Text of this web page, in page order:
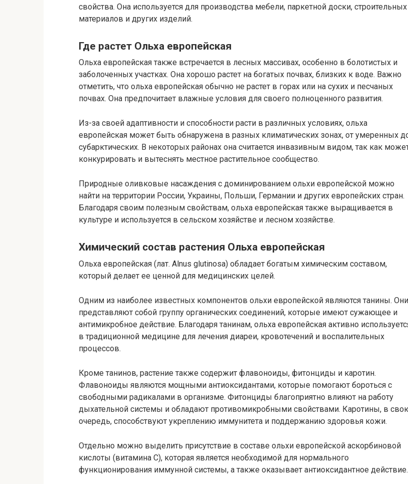
свойства. Она используется для производства мебели, паркетной доски, строительных
материалов и других изделий.
Где растет Ольха европейская
Ольха европейская также встречается в лесных массивах, особенно в болотистых и
заболоченных участках. Она хорошо растет на богатых почвах, близких к воде. Важно
отметить, что ольха европейская обычно не растет в горах или на сухих и песчаных
почвах. Она предпочитает влажные условия для своего полноценного развития.
Из-за своей адаптивности и способности расти в различных условиях, ольха
европейская может быть обнаружена в разных климатических зонах, от умеренных
субарктических. В некоторых районах она считается инвазивным видом, так как
конкурировать и вытеснять местное растительное сообщество.
Природные оливковые насаждения с доминированием ольхи европейской можно
найти на территории России, Украины, Польши, Германии и других европейских стран.
Благодаря своим полезным свойствам, ольха европейская также выращивается в
культуре и используется в сельском хозяйстве и лесном хозяйстве.
Химический состав растения Ольха европейская
Ольха европейская (лат. Alnus glutinosa) обладает богатым химическим составом,
который делает ее ценной для медицинских целей.
Одним из наиболее известных компонентов ольхи европейской являются танины. Они
представляют собой группу органических соединений, которые имеют сужающее и
антимикробное действие. Благодаря танинам, ольха европейская активно
в традиционной медицине для лечения диареи, кровотечений и воспалительных
процессов.
Кроме танинов, растение также содержит флавоноиды, фитонциды и каротин.
Флавоноиды являются мощными антиоксидантами, которые помогают бороться с
свободными радикалами в организме. Фитонциды благоприятно влияют на работу
дыхательной системы и обладают противомикробными свойствами. Каротины, в
очередь, способствуют укреплению иммунитета и поддержанию здоровья кожи.
Отдельно можно выделить присутствие в составе ольхи европейской аскорбиновой
кислоты (витамина С), которая является необходимой для нормального
функционирования иммунной системы, а также оказывает антиоксидантное действие.